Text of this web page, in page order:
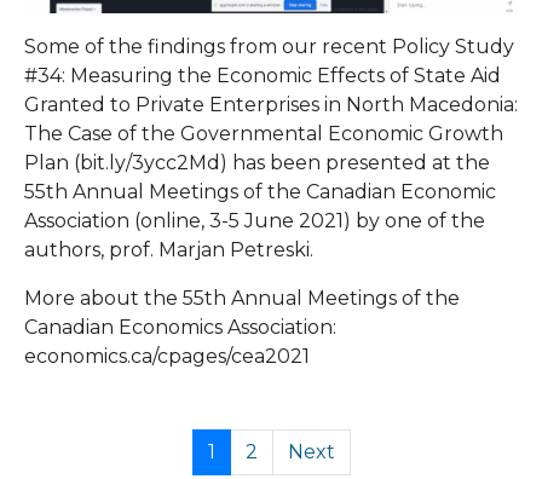
Some of the findings from our recent Policy Study
#34: Measuring the Economic Effects of State Aid
Granted to Private Enterprises in North Macedonia:
The Case of the Governmental Economic Growth
Plan (bit.ly/3ycc2Md) has been presented at the
55th Annual Meetings of the Canadian Economic
Association (online, 3-5 June 2021) by one of the
authors, prof. Marjan Petreski.
More about the 55th Annual Meetings of the
Canadian Economics Association:
economics.ca/cpages/cea2021
1 2 Next